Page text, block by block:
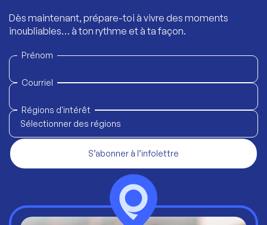
Dès maintenant, prépare-toi à vivre des moments
inoubliables… à ton rythme et à ta façon.
Prénom
Courriel
Régions d'intérêt
Sélectionner des régions
S’abonner à l’infolettre